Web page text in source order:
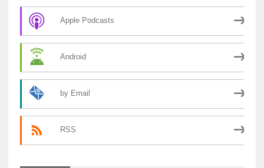
Apple Podcasts
Android
by Email
RSS